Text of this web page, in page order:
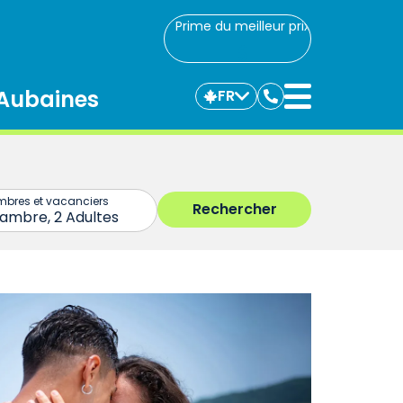
Prime du meilleur prix
FR
Communiquez
avec